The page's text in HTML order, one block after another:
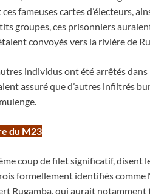
fameuses cartes d’électeurs,
groupes, ces prisonniers
convoyés vers la rivière de
individus ont été arrêtés
assuré que d’autres infiltrés
du M23
coup de filet significatif, disent
formellement identifiés comme
Rugamba, qui aurait notamment